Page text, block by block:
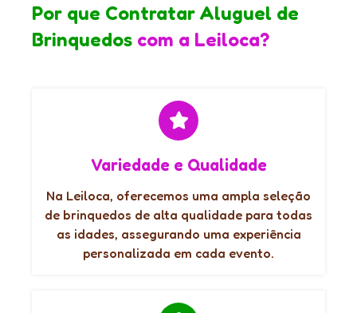
Por que Contratar Aluguel de
Brinquedos com a Leiloca?
Variedade e Qualidade
Na Leiloca, oferecemos uma ampla seleção
de brinquedos de alta qualidade para todas
as idades, assegurando uma experiência
personalizada em cada evento.